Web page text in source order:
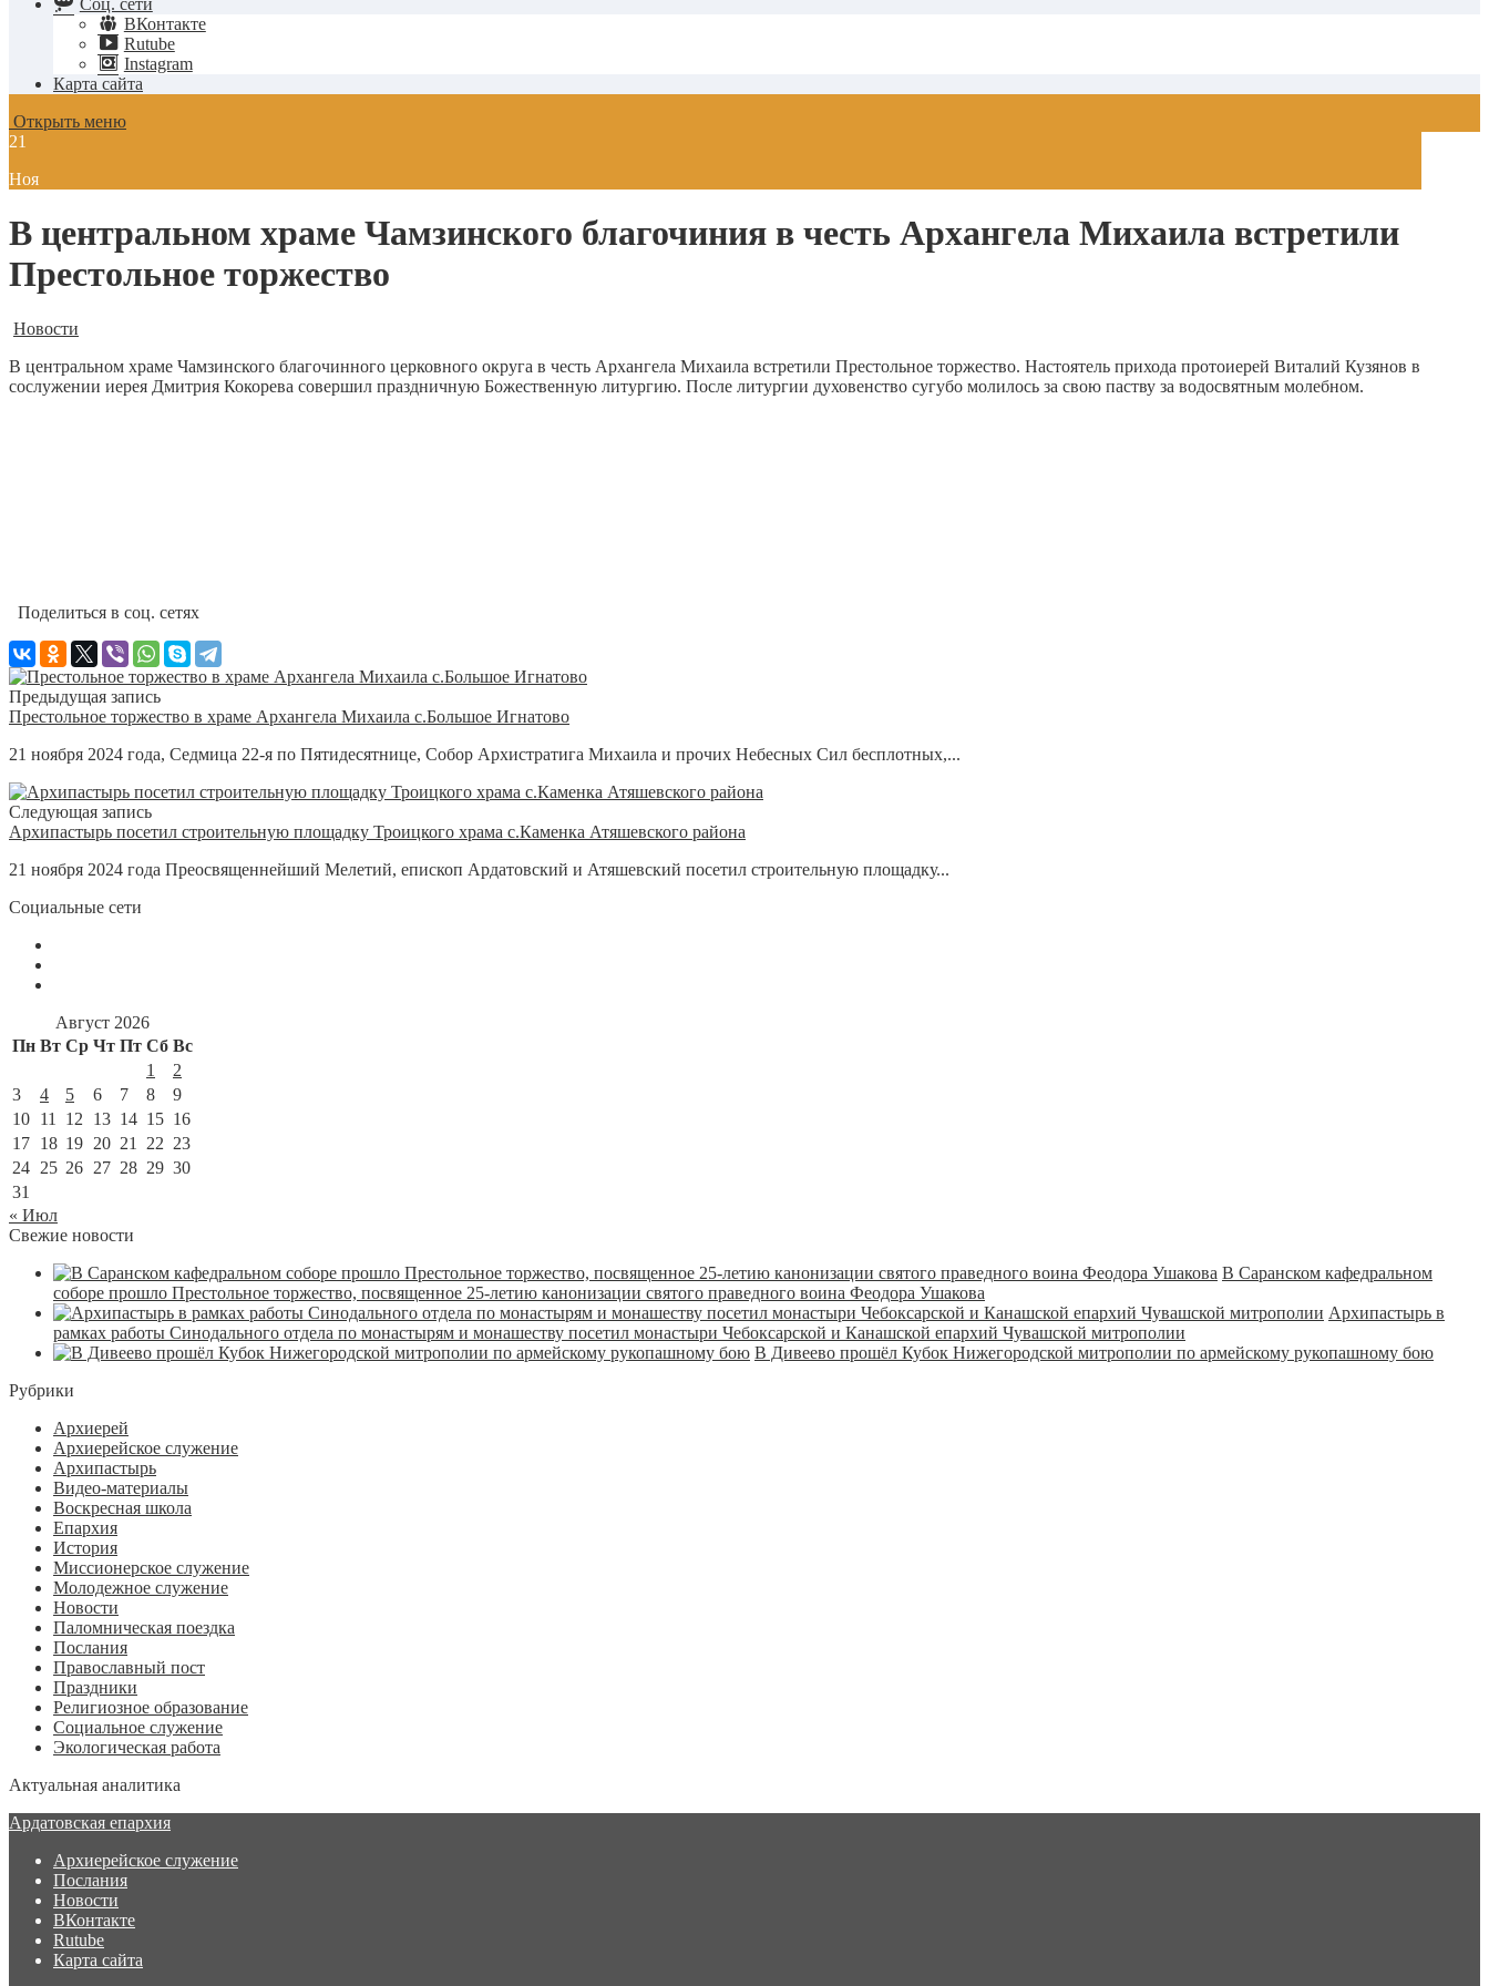
Соц. сети
ВКонтакте
Rutube
Instagram
Карта сайта
Открыть меню
21
Ноя
В центральном храме Чамзинского благочиния в честь Архангела Михаила встретили
Престольное торжество
Новости
В центральном храме Чамзинского благочинного церковного округа в честь Архангела Михаила встретили Престольное торжество. Настоятель прихода протоиерей Виталий Кузянов в
сослужении иерея Дмитрия Кокорева совершил праздничную Божественную литургию. После литургии духовенство сугубо молилось за свою паству за водосвятным молебном.
Поделиться в соц. сетях
Предыдущая запись
Престольное торжество в храме Архангела Михаила с.Большое Игнатово
21 ноября 2024 года, Седмица 22-я по Пятидесятнице, Собор Архистратига Михаила и прочих Небесных Сил бесплотных,...
Следующая запись
Архипастырь посетил строительную площадку Троицкого храма с.Каменка Атяшевского района
21 ноября 2024 года Преосвященнейший Мелетий, епископ Ардатовский и Атяшевский посетил строительную площадку...
Социальные сети
Август 2026
Пн Вт Ср Чт Пт Сб Вс
1
2
3
4 5 6 7 8
9
10 11 12 13 14 15 16
17 18 19 20 21 22 23
24 25 26 27 28 29 30
31
« Июл
Свежие новости
В Саранском кафедральном
соборе прошло Престольное торжество, посвященное 25-летию канонизации святого праведного воина Феодора Ушакова
Архипастырь в
рамках работы Синодального отдела по монастырям и монашеству посетил монастыри Чебоксарской и Канашской епархий Чувашской митрополии
В Дивеево прошёл Кубок Нижегородской митрополии по армейскому рукопашному бою
Рубрики
Архиерей
Архиерейское служение
Архипастырь
Видео-материалы
Воскресная школа
Епархия
История
Миссионерское служение
Молодежное служение
Новости
Паломническая поездка
Послания
Православный пост
Праздники
Религиозное образование
Социальное служение
Экологическая работа
Актуальная аналитика
Ардатовская епархия
Архиерейское служение
Послания
Новости
ВКонтакте
Rutube
Карта сайта